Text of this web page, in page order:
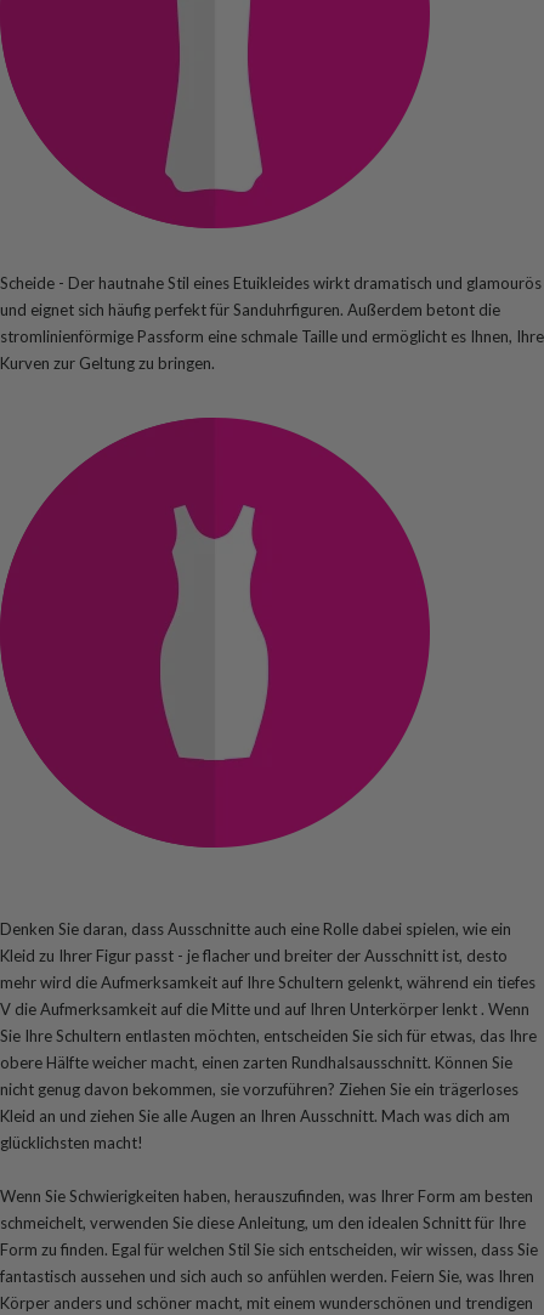
Scheide - Der hautnahe Stil eines Etuikleides wirkt dramatisch und glamourös
und eignet sich häufig perfekt für Sanduhrfiguren. Außerdem betont die
stromlinienförmige Passform eine schmale Taille und ermöglicht es Ihnen, Ihre
Kurven zur Geltung zu bringen.
Denken Sie daran, dass Ausschnitte auch eine Rolle dabei spielen, wie ein
Kleid zu Ihrer Figur passt - je flacher und breiter der Ausschnitt ist, desto
mehr wird die Aufmerksamkeit auf Ihre Schultern gelenkt, während ein tiefes
V die Aufmerksamkeit auf die Mitte und auf Ihren Unterkörper lenkt . Wenn
Sie Ihre Schultern entlasten möchten, entscheiden Sie sich für etwas, das Ihre
obere Hälfte weicher macht, einen zarten Rundhalsausschnitt. Können Sie
nicht genug davon bekommen, sie vorzuführen? Ziehen Sie ein trägerloses
Kleid an und ziehen Sie alle Augen an Ihren Ausschnitt. Mach was dich am
glücklichsten macht!
Wenn Sie Schwierigkeiten haben, herauszufinden, was Ihrer Form am besten
schmeichelt, verwenden Sie diese Anleitung, um den idealen Schnitt für Ihre
Form zu finden. Egal für welchen Stil Sie sich entscheiden, wir wissen, dass Sie
fantastisch aussehen und sich auch so anfühlen werden. Feiern Sie, was Ihren
Körper anders und schöner macht, mit einem wunderschönen und trendigen